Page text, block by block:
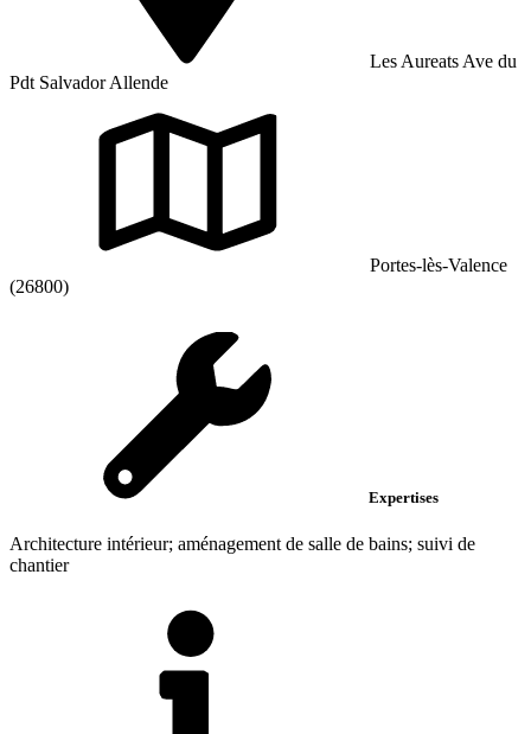
Les Aureats Ave du
Pdt Salvador Allende
Portes-lès-Valence
(26800)
Expertises
Architecture intérieur; aménagement de salle de bains; suivi de
chantier